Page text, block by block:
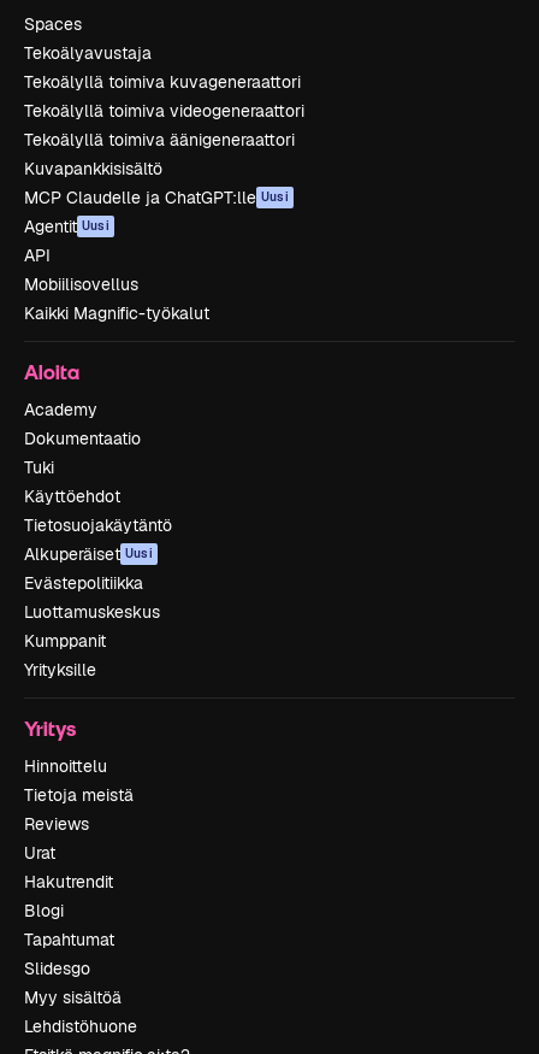
Spaces
Tekoälyavustaja
Tekoälyllä toimiva kuvageneraattori
Tekoälyllä toimiva videogeneraattori
Tekoälyllä toimiva äänigeneraattori
Kuvapankkisisältö
MCP Claudelle ja ChatGPT:lle Uusi
Agentit Uusi
API
Mobiilisovellus
Kaikki Magnific-työkalut
Aloita
Academy
Dokumentaatio
Tuki
Käyttöehdot
Tietosuojakäytäntö
Alkuperäiset Uusi
Evästepolitiikka
Luottamuskeskus
Kumppanit
Yrityksille
Yritys
Hinnoittelu
Tietoja meistä
Reviews
Urat
Hakutrendit
Blogi
Tapahtumat
Slidesgo
Myy sisältöä
Lehdistöhuone